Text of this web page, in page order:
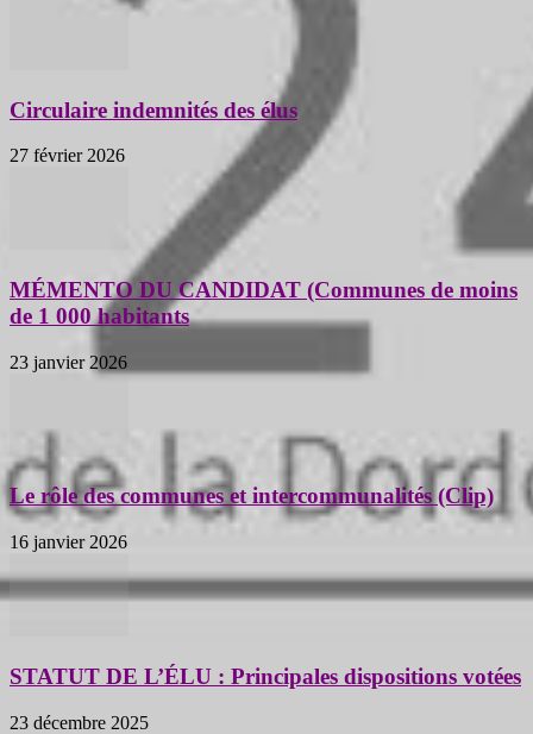
Circulaire indemnités des élus
27 février 2026
MÉMENTO DU CANDIDAT (Communes de moins
de 1 000 habitants
23 janvier 2026
Le rôle des communes et intercommunalités (Clip)
16 janvier 2026
STATUT DE L’ÉLU : Principales dispositions votées
23 décembre 2025